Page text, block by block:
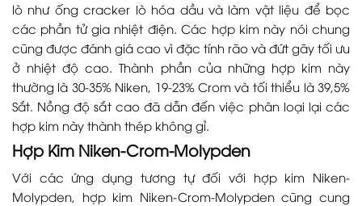
lò như ống cracker lò hóa dầu và làm vật liệu để bọc
các phần tử gia nhiệt điện. Các hợp kim này nói chung
cũng được đánh giá cao vì đặc tính rão và đứt gãy tối ưu
ở nhiệt độ cao. Thành phần của những hợp kim này
thường là 30-35% Niken, 19-23% Crom và tối thiểu là 39,5%
Sắt. Nồng độ sắt cao đã dẫn đến việc phân loại lại các
hợp kim này thành thép không gỉ.
Hợp Kim Niken-Crom-Molypden
Với các ứng dụng tương tự đối với hợp kim Niken-
Molypden, hợp kim Niken-Crom-Molypden cũng cung